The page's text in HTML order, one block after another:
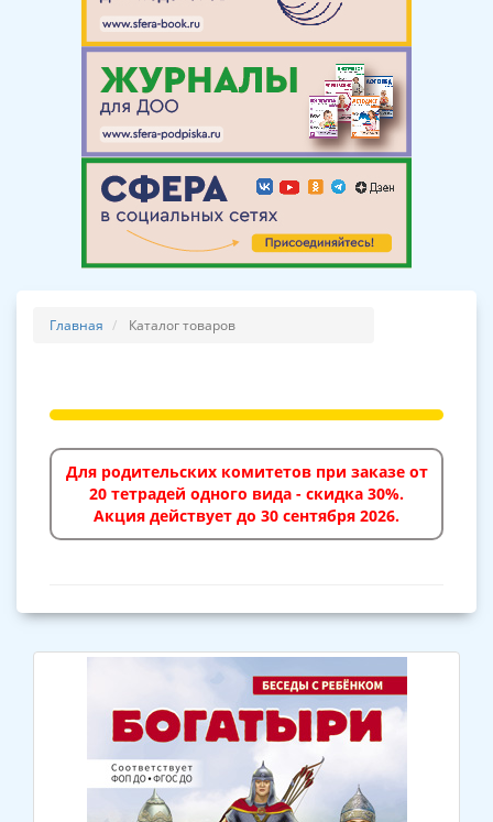
Главная Каталог товаров
Для родительских комитетов при заказе от
20 тетрадей одного вида - скидка 30%.
Акция действует до 30 сентября 2026.